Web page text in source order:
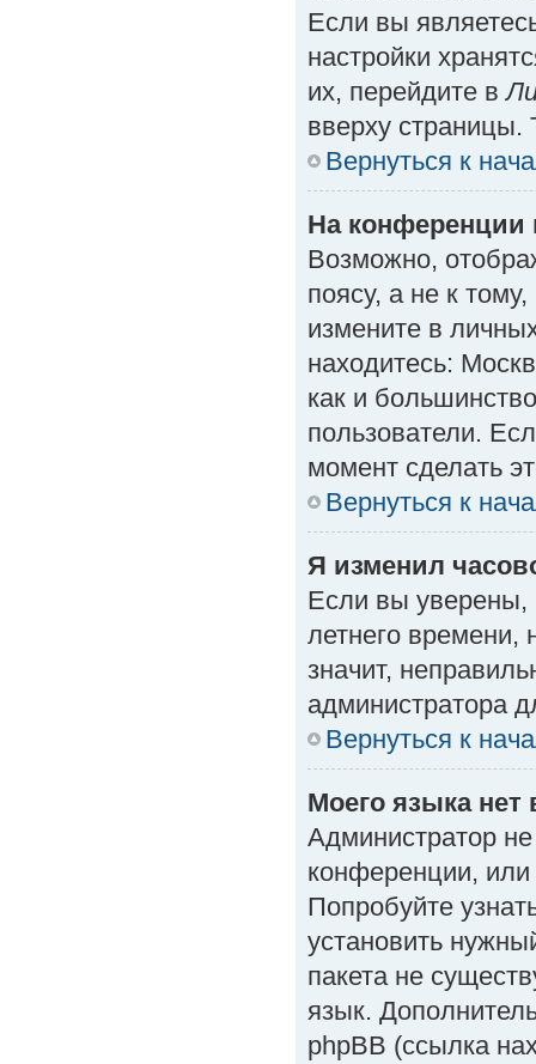
Если вы
настройки
их, перейдите в
вверху страницы.
Вернуться к
На конференции
Возможно,
поясу, а не к
измените в
находитесь:
как и
пользователи.
момент сделать
Вернуться к
Я изменил
Если вы уверены,
летнего времени,
значит,
администратора
Вернуться к
Моего языка нет
Администратор
конференции,
Попробуйте
установить
пакета не
язык.
phpBB (ссылка